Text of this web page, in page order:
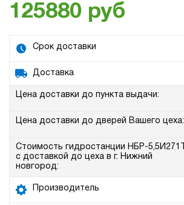
125880 руб
Срок доставки
Доставка
Цена доставки до пункта выдачи:
Цена доставки до дверей Вашего цеха:
Стоимость гидростанции НБР-5,5И271Т
с доставкой до цеха в г. Нижний
новгород:
Производитель